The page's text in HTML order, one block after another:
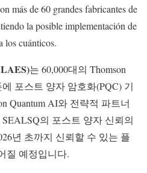
más de 60 grandes fabricantes de
la posible implementación de
los cuánticos.
는 60,000대의 Thomson
포스트 양자 암호화(PQC) 기
Quantum AI와 전략적 파트너
의 포스트 양자 신뢰의
년 초까지 신뢰할 수 있는 플
질 예정입니다.